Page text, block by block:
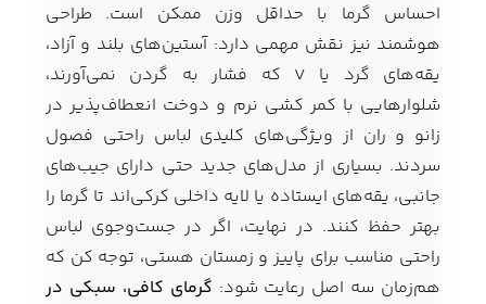
احساس گرما با حداقل وزن ممکن است. طراحی
هوشمند نیز نقش مهمی دارد: آستین‌های بلند و آزاد،
یقه‌های گرد یا V که فشار به گردن نمی‌آورند،
شلوارهایی با کمر کشی نرم و دوخت انعطاف‌پذیر در
زانو و ران از ویژگی‌های کلیدی لباس راحتی فصول
سردند. بسیاری از مدل‌های جدید حتی دارای جیب‌های
جانبی، یقه‌های ایستاده یا لایه داخلی کرکی‌اند تا گرما را
بهتر حفظ کنند. در نهایت، اگر در جست‌وجوی لباس
راحتی مناسب برای پاییز و زمستان هستی، توجه کن که
هم‌زمان سه اصل رعایت شود: گرمای کافی، سبکی در